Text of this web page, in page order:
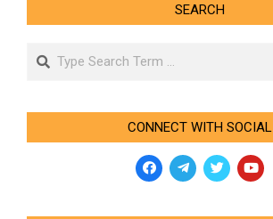
SEARCH
Search
CONNECT WITH SOCIAL